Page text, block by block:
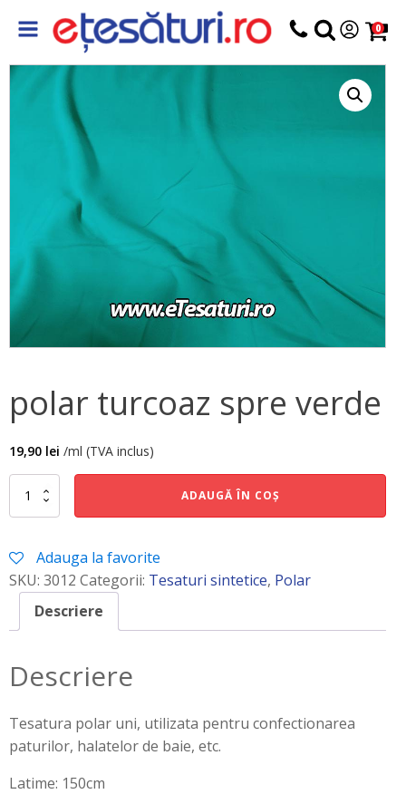
0
polar turcoaz spre verde
19,90 lei /ml (TVA inclus)
Cantitate
verde
ADAUGĂ ÎN COȘ
Adauga la favorite
SKU: 3012 Categorii: Tesaturi sintetice, Polar
Descriere
Descriere
Tesatura polar uni, utilizata pentru confectionarea
paturilor, halatelor de baie, etc.
Latime: 150cm